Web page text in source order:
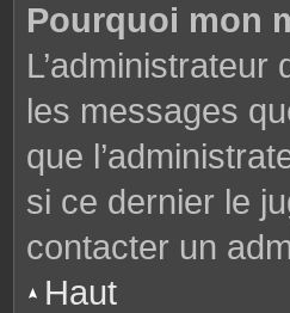
Pourquoi mon
les messages
que
si ce dernier le
contacter un
Haut